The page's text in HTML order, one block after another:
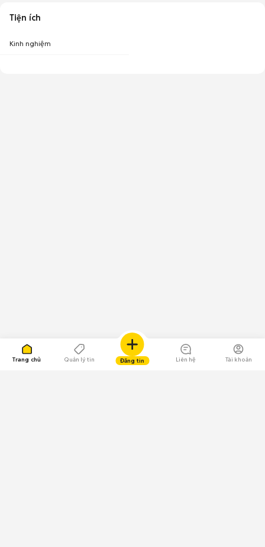
Trang chủ Quản lý tin Đăng tin Liên hệ Tài khoản
Tiện ích
Kinh nghiệm